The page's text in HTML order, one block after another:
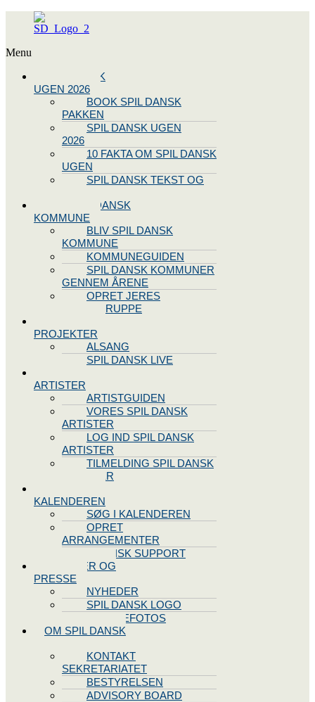
Menu
SPIL DANSK
UGEN 2026
BOOK SPIL DANSK
PAKKEN
SPIL DANSK UGEN
2026
10 FAKTA OM SPIL DANSK
UGEN
SPIL DANSK TEKST OG
BLIV SPIL DANSK
KOMMUNE
BLIV SPIL DANSK
KOMMUNE
KOMMUNEGUIDEN
SPIL DANSK KOMMUNER
GENNEM ÅRENE
OPRET JERES
STYREGRUPPE
PROJEKTER
ALSANG
SPIL DANSK LIVE
ARTISTER
ARTISTGUIDEN
VORES SPIL DANSK
ARTISTER
LOG IND SPIL DANSK
ARTISTER
TILMELDING SPIL DANSK
ARTISTER
KALENDEREN
SØG I KALENDEREN
OPRET
ARRANGEMENTER
TEKNISK SUPPORT
NYHEDER OG
PRESSE
NYHEDER
SPIL DANSK LOGO
PRESSEFOTOS
OM SPIL DANSK
KONTAKT
SEKRETARIATET
BESTYRELSEN
ADVISORY BOARD